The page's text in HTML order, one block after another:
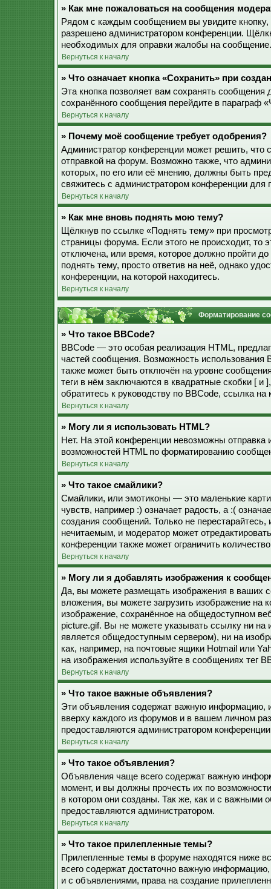
» Как мне пожаловаться на сообщения
Рядом с каждым сообщением вы увидите
разрешено администратором конференции.
необходимых для оправки жалобы на сообщение.
Вернуться к началу
» Что означает кнопка «Сохранить» при
Эта кнопка позволяет вам сохранять сообщения
сохранённого сообщения перейдите в параграф
Вернуться к началу
» Почему моё сообщение требует одобрения?
Администратор конференции может решить, что
отправкой на форум. Возможно также, что
которых, по его или её мнению, должны быть
свяжитесь с администратором конференции
Вернуться к началу
» Как мне вновь поднять мою тему?
Щёлкнув по ссылке «Поднять тему» при
страницы форума. Если этого не происходит, то
отключена, или время, которое должно пройти
поднять тему, просто ответив на неё, однако
конференции, на которой находитесь.
Вернуться к началу
Форматирование
» Что такое BBCode?
BBCode — это особая реализация HTML,
частей сообщения. Возможность использования
также может быть отключён на уровне
теги в нём заключаются в квадратные скобки [
обратитесь к руководству по BBCode, ссылка
Вернуться к началу
» Могу ли я использовать HTML?
Нет. На этой конференции невозможны
возможностей HTML по форматированию
Вернуться к началу
» Что такое смайлики?
Смайлики, или эмотиконы — это маленькие
чувств, например :) означает радость, а :(
создания сообщений. Только не
нечитаемым, и модератор может
конференции также может ограничить
Вернуться к началу
» Могу ли я добавлять изображения к
Да, вы можете размещать изображения в ваших
вложения, вы можете загрузить изображение
изображение, сохранённое на общедоступном
picture.gif. Вы не можете указывать ссылку ни
является общедоступным сервером), ни на
как, например, на почтовые ящики Hotmail или
на изображения используйте в сообщениях тег
Вернуться к началу
» Что такое важные объявления?
Эти объявления содержат важную информацию,
вверху каждого из форумов и в вашем личном
предоставляются администратором
Вернуться к началу
» Что такое объявления?
Объявления чаще всего содержат важную
момент, и вы должны прочесть их по
в котором они созданы. Так же, как и с важными
предоставляются администратором.
Вернуться к началу
» Что такое прилепленные темы?
Прилепленные темы в форуме находятся ниже
всего содержат достаточно важную
и с объявлениями, права на создание